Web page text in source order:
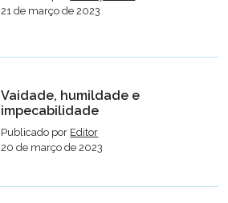
21 de março de 2023
Vaidade, humildade e
impecabilidade
Publicado por Editor
20 de março de 2023